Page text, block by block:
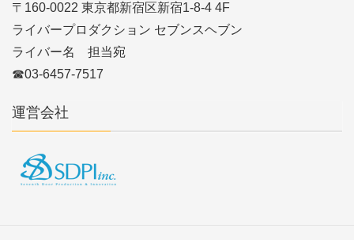
〒160-0022 東京都新宿区新宿1-8-4 4F
ライバープロダクション セブンスヘブン
ライバー名 担当宛
☎03-6457-7517
運営会社